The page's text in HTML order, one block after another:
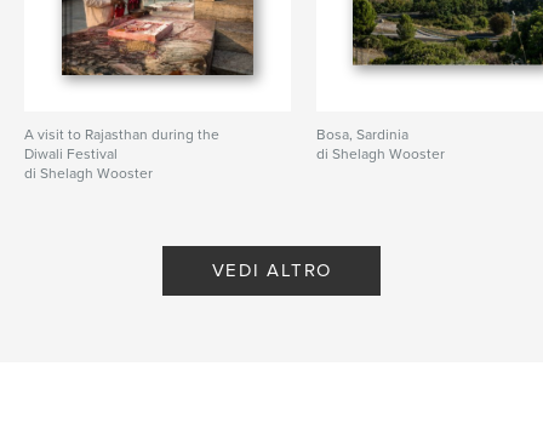
A visit to Rajasthan during the
Diwali Festival
di Shelagh Wooster
Bosa, Sardinia
di Shelagh Wooster
VEDI ALTRO